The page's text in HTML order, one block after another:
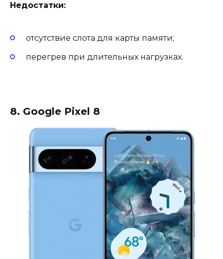
Недостатки:
отсутствие слота для карты памяти;
перегрев при длительных нагрузках.
8. Google Pixel 8